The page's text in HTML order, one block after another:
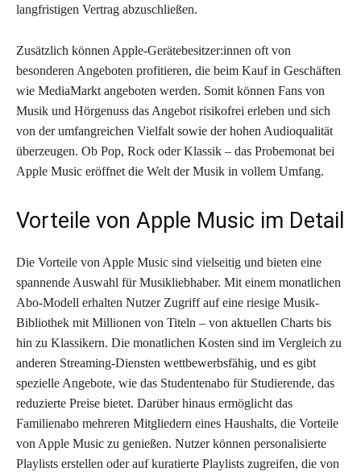
langfristigen Vertrag abzuschließen.
Zusätzlich können Apple-Gerätebesitzer:innen oft von
besonderen Angeboten profitieren, die beim Kauf in Geschäften
wie MediaMarkt angeboten werden. Somit können Fans von
Musik und Hörgenuss das Angebot risikofrei erleben und sich
von der umfangreichen Vielfalt sowie der hohen Audioqualität
überzeugen. Ob Pop, Rock oder Klassik – das Probemonat bei
Apple Music eröffnet die Welt der Musik in vollem Umfang.
Vorteile von Apple Music im Detail
Die Vorteile von Apple Music sind vielseitig und bieten eine
spannende Auswahl für Musikliebhaber. Mit einem monatlichen
Abo-Modell erhalten Nutzer Zugriff auf eine riesige Musik-
Bibliothek mit Millionen von Titeln – von aktuellen Charts bis
hin zu Klassikern. Die monatlichen Kosten sind im Vergleich zu
anderen Streaming-Diensten wettbewerbsfähig, und es gibt
spezielle Angebote, wie das Studentenabo für Studierende, das
reduzierte Preise bietet. Darüber hinaus ermöglicht das
Familienabo mehreren Mitgliedern eines Haushalts, die Vorteile
von Apple Music zu genießen. Nutzer können personalisierte
Playlists erstellen oder auf kuratierte Playlists zugreifen, die von